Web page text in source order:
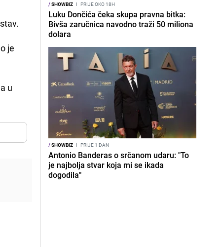
je
u
/SHOWBIZ I PRIJE OKO 18H
Luku Dončića čeka skupa pravna bitka:
Bivša zaručnica navodno traži 50 miliona
dolara
/SHOWBIZ I PRIJE 1 DAN
Antonio Banderas o srčanom udaru: "To
je najbolja stvar koja mi se ikada
dogodila"